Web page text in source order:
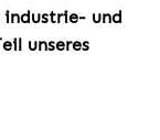
und
unseres